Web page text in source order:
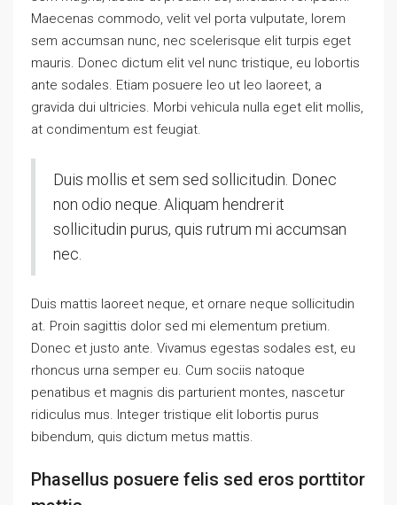
Maecenas commodo, velit vel porta vulputate, lorem
sem accumsan nunc, nec scelerisque elit turpis eget
mauris. Donec dictum elit vel nunc tristique, eu lobortis
ante sodales. Etiam posuere leo ut leo laoreet, a
gravida dui ultricies. Morbi vehicula nulla eget elit mollis,
at condimentum est feugiat.
Duis mollis et sem sed sollicitudin. Donec
non odio neque. Aliquam hendrerit
sollicitudin purus, quis rutrum mi accumsan
nec.
Duis mattis laoreet neque, et ornare neque sollicitudin
at. Proin sagittis dolor sed mi elementum pretium.
Donec et justo ante. Vivamus egestas sodales est, eu
rhoncus urna semper eu. Cum sociis natoque
penatibus et magnis dis parturient montes, nascetur
ridiculus mus. Integer tristique elit lobortis purus
bibendum, quis dictum metus mattis.
Phasellus posuere felis sed eros porttitor